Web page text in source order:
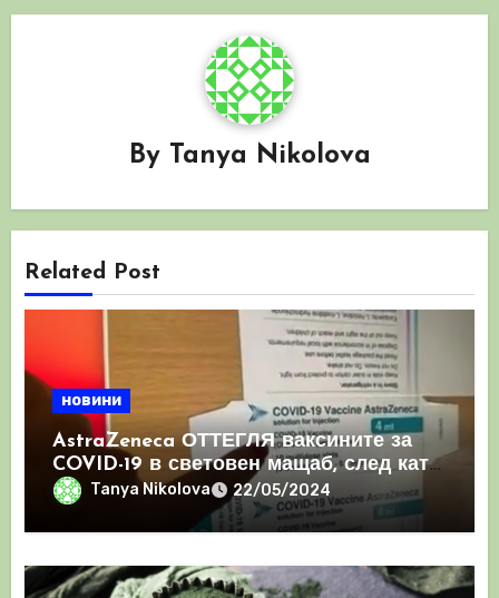
By Tanya Nikolova
Related Post
новини
AstraZeneca ОТТЕГЛЯ ваксините за
COVID-19 в световен мащаб, след като
призна, че те причиняват КРЪВНИ
съсиреци
Tanya Nikolova 22/05/2024